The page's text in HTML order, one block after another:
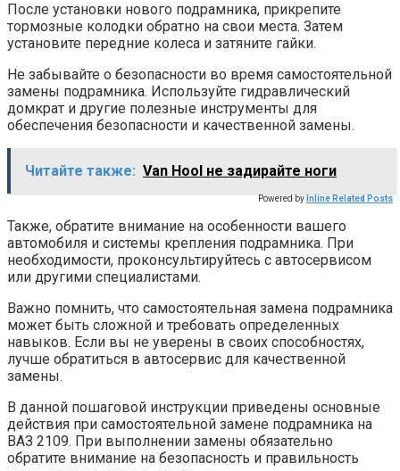
После установки нового подрамника, прикрепите
тормозные колодки обратно на свои места. Затем
установите передние колеса и затяните гайки.
Не забывайте о безопасности во время самостоятельной
замены подрамника. Используйте гидравлический
домкрат и другие полезные инструменты для
обеспечения безопасности и качественной замены.
Читайте также: Van Hool не задирайте ноги
Powered by Inline Related Posts
Также, обратите внимание на особенности вашего
автомобиля и системы крепления подрамника. При
необходимости, проконсультируйтесь с автосервисом
или другими специалистами.
Важно помнить, что самостоятельная замена подрамника
может быть сложной и требовать определенных
навыков. Если вы не уверены в своих способностях,
лучше обратиться в автосервис для качественной
замены.
В данной пошаговой инструкции приведены основные
действия при самостоятельной замене подрамника на
ВАЗ 2109. При выполнении замены обязательно
обратите внимание на безопасность и правильность